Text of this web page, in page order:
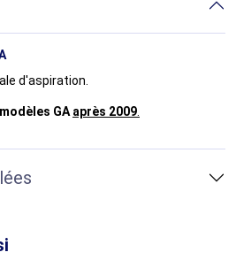
d'aspiration.
GA après 2009